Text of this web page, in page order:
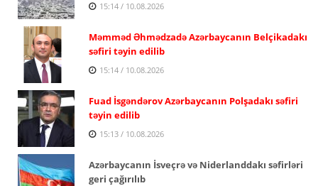
15:14 / 10.08.2026
Məmməd Əhmədzadə Azərbaycanın Belçikadakı
səfiri təyin edilib
15:14 / 10.08.2026
Fuad İsgəndərov Azərbaycanın Polşadakı səfiri
təyin edilib
15:13 / 10.08.2026
Azərbaycanın İsveçrə və Niderlanddakı səfirləri
geri çağırılıb